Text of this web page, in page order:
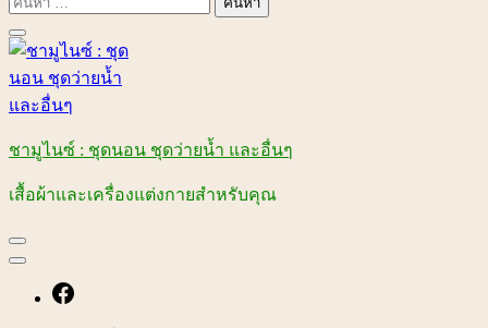
สำหรับ:
ชามูไนซ์ : ชุดนอน ชุดว่ายน้ำ และอื่นๆ
เสื้อผ้าและเครื่องแต่งกายสำหรับคุณ